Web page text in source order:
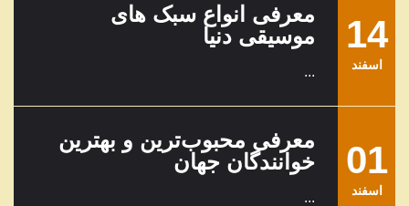
14
اسفند
معرفی انواع سبک های
موسیقی دنیا
...
01
اسفند
معرفی محبوب‌ترین و بهترین
خوانندگان جهان
...